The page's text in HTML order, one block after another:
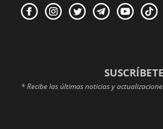
SUSCRÍBETE
* Recibe las últimas noticias y